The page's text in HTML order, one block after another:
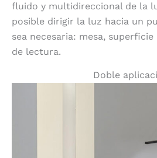
fluido y multidireccional de la
posible dirigir la luz hacia un
sea necesaria: mesa,
de lectura.
Doble